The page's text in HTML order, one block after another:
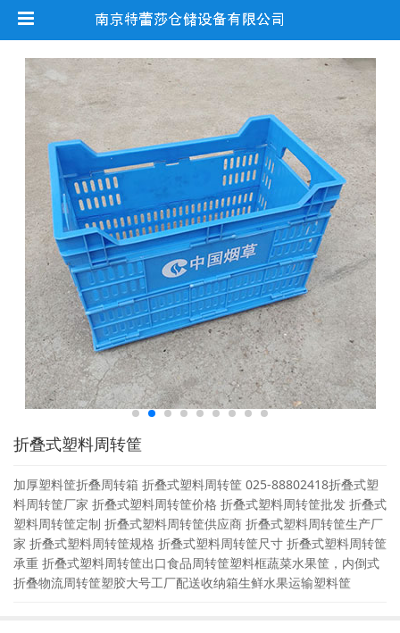
折叠式塑料周转筐
加厚塑料筐折叠周转箱 折叠式塑料周转筐 025-88802418折叠式塑
料周转筐厂家 折叠式塑料周转筐价格 折叠式塑料周转筐批发 折叠式
塑料周转筐定制 折叠式塑料周转筐供应商 折叠式塑料周转筐生产厂
家 折叠式塑料周转筐规格 折叠式塑料周转筐尺寸 折叠式塑料周转筐
承重 折叠式塑料周转筐出口食品周转筐塑料框蔬菜水果筐，内倒式
折叠物流周转筐塑胶大号工厂配送收纳箱生鲜水果运输塑料筐